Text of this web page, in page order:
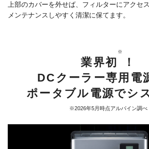
上部のカバーを外せば、フィルターにアクセス
メンテナンスしやすく清潔に保てます。
業界初
※
！
DCクーラー専用電
ポータブル電源でシ
※2026年5月時点アルパイン調べ